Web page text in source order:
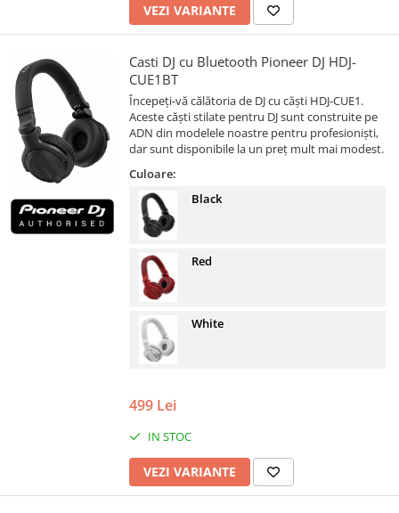
VEZI VARIANTE
Casti DJ cu Bluetooth Pioneer DJ HDJ-
CUE1BT
Începeți-vă călătoria de DJ cu căști HDJ-CUE1.
Aceste căști stilate pentru DJ sunt construite pe
ADN din modelele noastre pentru profesioniști,
dar sunt disponibile la un preț mult mai modest.
Culoare:
Black
Red
White
499 Lei
IN STOC
VEZI VARIANTE